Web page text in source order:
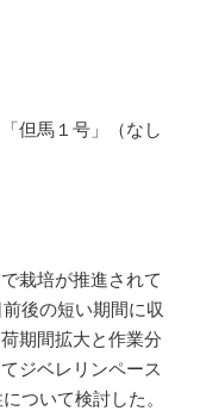
但馬１号」（なし
栽培が推進されて
前後の短い期間に収
期間拡大と作業分
ジベレリンペース
ついて検討した。